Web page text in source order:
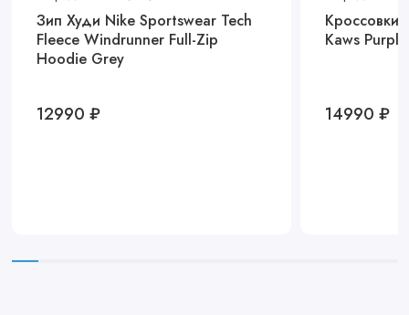
Зип Худи Nike Sportswear Tech
Fleece Windrunner Full-Zip
Hoodie Grey
12990 ₽
Кроссовки
Kaws
14990 ₽